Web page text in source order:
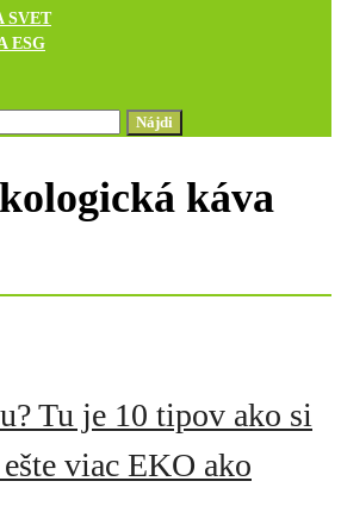
SVET
ESG
káva
Tu je 10 tipov ako si
viac EKO ako